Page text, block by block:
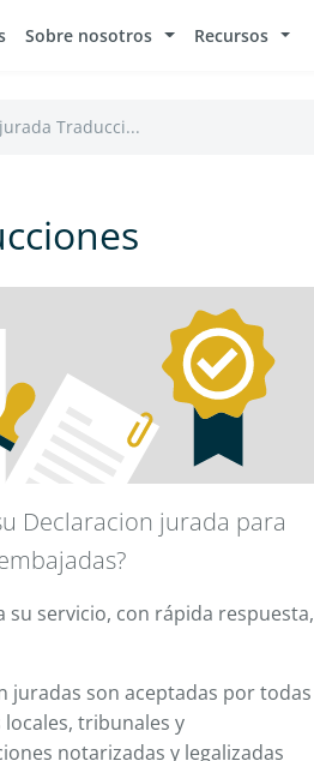
Sobre nosotros Recursos
Traducci...
Declaracion jurada para
servicio, con rápida respuesta,
juradas son aceptadas por todas
tribunales y
notarizadas y legalizadas